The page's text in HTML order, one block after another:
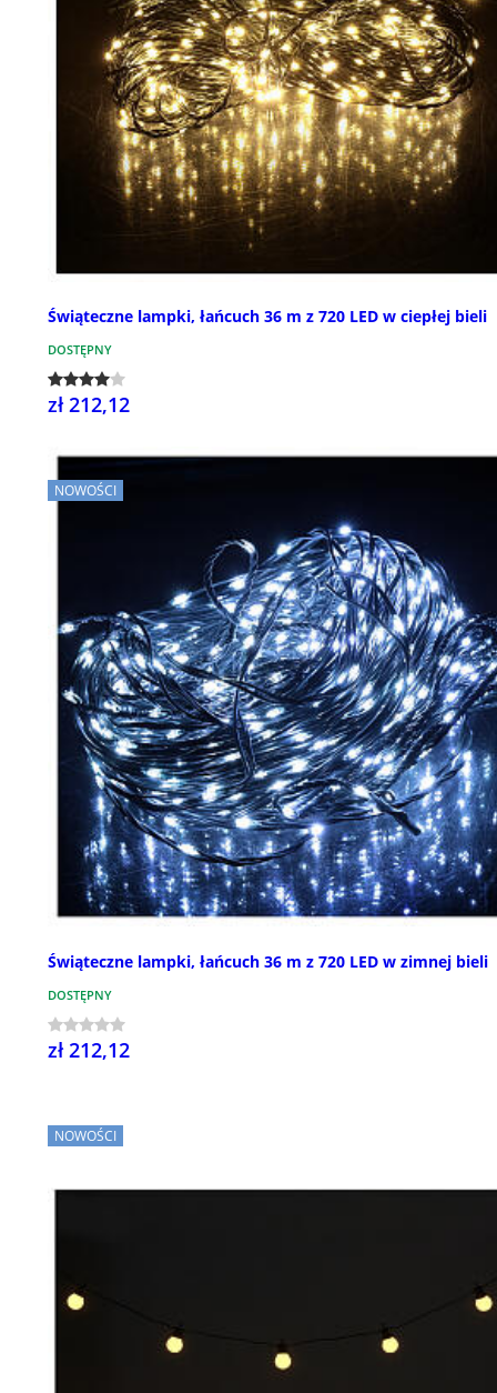
Świąteczne lampki, łańcuch 36 m z 720 LED w ciepłej bieli
DOSTĘPNY
zł 212,12
NOWOŚCI
Świąteczne lampki, łańcuch 36 m z 720 LED w zimnej bieli
DOSTĘPNY
zł 212,12
NOWOŚCI